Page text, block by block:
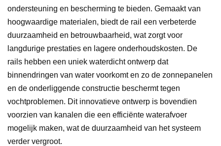
ondersteuning en bescherming te bieden. Gemaakt van
hoogwaardige materialen, biedt de rail een verbeterde
duurzaamheid en betrouwbaarheid, wat zorgt voor
langdurige prestaties en lagere onderhoudskosten. De
rails hebben een uniek waterdicht ontwerp dat
binnendringen van water voorkomt en zo de zonnepanelen
en de onderliggende constructie beschermt tegen
vochtproblemen. Dit innovatieve ontwerp is bovendien
voorzien van kanalen die een efficiënte waterafvoer
mogelijk maken, wat de duurzaamheid van het systeem
verder vergroot.